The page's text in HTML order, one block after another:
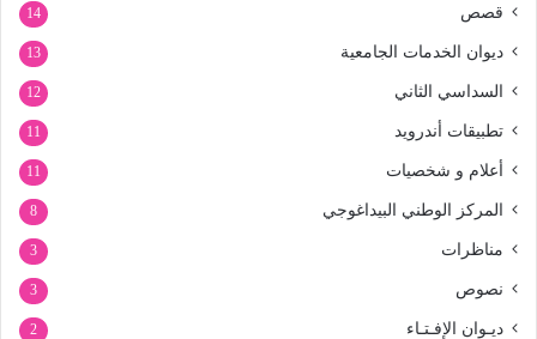
قصص 14
ديوان الخدمات الجامعية 13
السداسي الثاني 12
تطبيقات أندرويد 11
أعلام و شخصيات 11
المركز الوطني البيداغوجي 8
مناظرات 3
نصوص 3
ديـوان الإفـتـاء 2